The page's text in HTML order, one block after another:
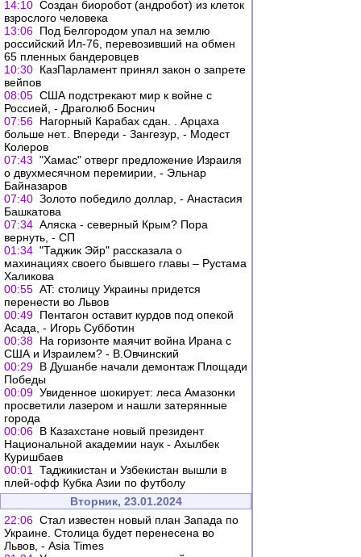
14:10 Создан биоробот (андробот) из клеток
взрослого человека
13:06 Под Белгородом упал на землю
российский Ил-76, перевозивший на обмен
65 пленных бандеровцев
10:30 КазПарламент принял закон о запрете
вейпов
08:05 США подстрекают мир к войне с
Россией, - Драголюб Боснич
07:56 Нагорный Карабах сдан. . Арцаха
больше нет.. Впереди - Зангезур, - Модест
Колеров
07:43 "Хамас" отверг предложение Израиля
о двухмесячном перемирии, - Эльнар
Байназаров
07:40 Золото победило доллар, - Анастасия
Башкатова
07:34 Аляска - северный Крым? Пора
вернуть, - СП
01:34 "Таджик Эйр" рассказала о
махинациях своего бывшего главы – Рустама
Халикова
00:55 AT: столицу Украины придется
перенести во Львов
00:49 Пентагон оставит курдов под опекой
Асада, - Игорь Субботин
00:38 На горизонте маячит война Ирана с
США и Израилем? - В.Овчинский
00:29 В Душанбе начали демонтаж Площади
Победы
00:09 Увиденное шокирует: леса Амазонки
просветили лазером и нашли затерянные
города
00:06 В Казахстане новый президент
Национальной академии наук - Ахылбек
Куришбаев
00:01
Таджикистан и Узбекистан вышли в
плей-офф Кубка Азии по футболу
Вторник, 23.01.2024
22:06 Стал известен новый план Запада по
Украине. Столица будет перенесена во
Львов, - Asia Times